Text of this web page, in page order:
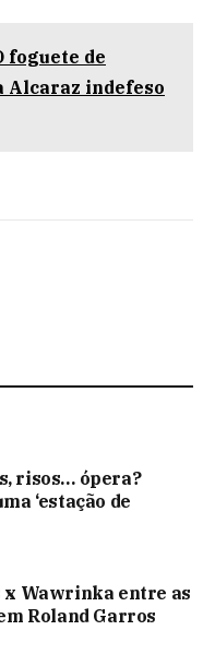
foguete de
Alcaraz indefeso
risos… ópera?
‘estação de
x Wawrinka entre as
Roland Garros